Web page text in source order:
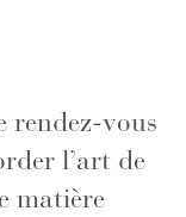
rendez-vous
l’art de
matière